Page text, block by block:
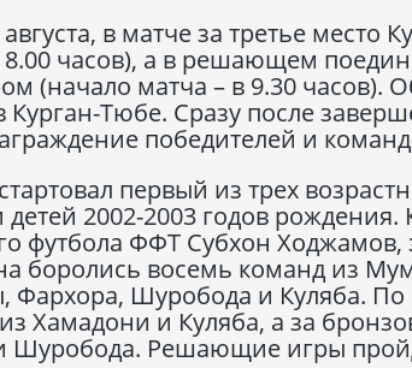
в матче за третье место
часов), а в решающем
(начало матча – в 9.30 часов).
Курган-Тюбе. Сразу после
победителей и
первый из трех
детей 2002-2003 годов
футбола ФФТ Субхон Ходжамов,
боролись восемь команд из
Фархора, Шуробода и Куляба. По
Хамадони и Куляба, а за
Шуробода. Решающие игры